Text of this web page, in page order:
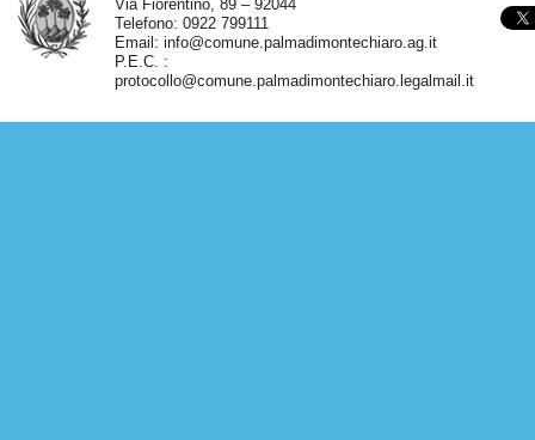
Via Fiorentino, 89 – 92044
Telefono: 0922 799111
Email: info@comune.palmadimontechiaro.ag.it
P.E.C. :
protocollo@comune.palmadimontechiaro.legalmail.it